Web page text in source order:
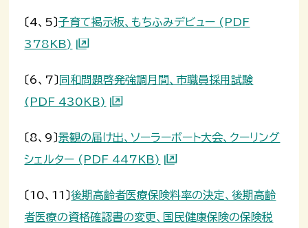
〔4、5〕子育て掲示板、もちふみデビュー (PDF
378KB)
〔6、7〕 同和問題啓発強調月間、市職員採用試験
(PDF 430KB)
〔8、9〕景観の届け出、ソーラーボート大会、クーリング
シェルター (PDF 447KB)
〔10、11〕後期高齢者医療保険料率の決定、後期高齢
者医療の資格確認書の変更、国民健康保険の保険税